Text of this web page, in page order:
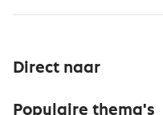
Direct naar
Populaire thema's